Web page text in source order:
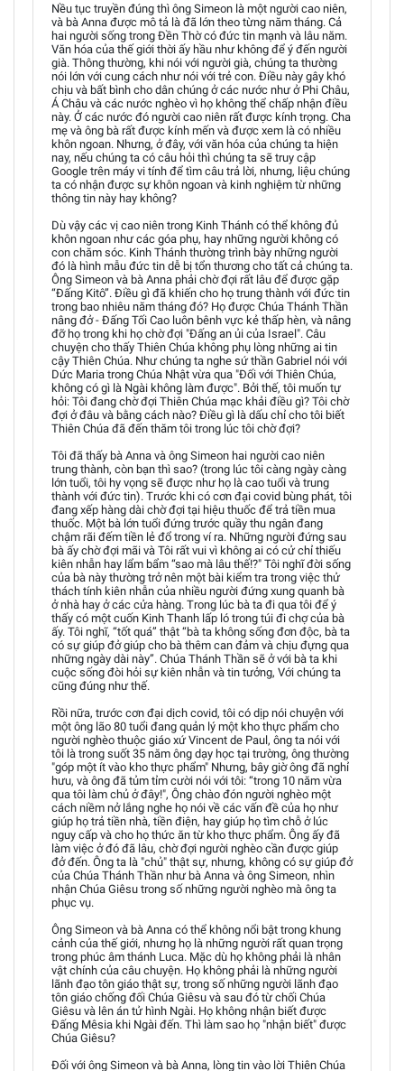
Nều tục truyền đúng thì ông Simeon là một người cao niên,
và bà Anna được mô tả là đã lớn theo từng năm tháng. Cả
hai người sống trong Đền Thờ có đức tin mạnh và lâu năm.
Văn hóa của thế giới thời ấy hầu như không để ý đến người
già. Thông thường, khi nói với người già, chúng ta thường
nói lớn với cung cách như nói với trẻ con. Điều này gây khó
chịu và bất bình cho dân chúng ở các nước như ở Phi Châu,
Á Châu và các nước nghèo vì họ không thể chấp nhận điều
này. Ở các nước đó người cao niên rất được kính trọng. Cha
mẹ và ông bà rất được kính mến và được xem là có nhiều
khôn ngoan. Nhưng, ở đây, với văn hóa của chúng ta hiện
nay, nếu chúng ta có câu hỏi thì chúng ta sẽ truy cập
Google trên máy vi tính để tìm câu trả lời, nhưng, liệu chúng
ta có nhận được sự khôn ngoan và kinh nghiệm từ những
thông tin này hay không?
Dù vậy các vị cao niên trong Kinh Thánh có thể không đủ
khôn ngoan như các góa phụ, hay những người không có
con chăm sóc. Kinh Thánh thường trình bày những người
đó là hình mẫu đức tin dễ bị tổn thương cho tất cả chúng ta.
Ông Simeon và bà Anna phải chờ đợi rất lâu để được gặp
“Đấng Kitô”. Điều gì đã khiến cho họ trung thành với đức tin
trong bao nhiêu năm tháng đó? Họ được Chúa Thánh Thần
nâng đở - Đấng Tối Cao luôn bênh vực kẻ thấp hèn, và nâng
đỡ họ trong khi họ chờ đợi "Đấng an ủi của Israel". Câu
chuyện cho thấy Thiên Chúa không phụ lòng những ai tin
cậy Thiên Chúa. Như chúng ta nghe sứ thần Gabriel nói với
Dức Maria trong Chúa Nhật vừa qua "Đối với Thiên Chúa,
không có gì là Ngài không làm được". Bởi thế, tôi muốn tự
hỏi: Tôi đang chờ đợi Thiên Chúa mạc khải điều gì? Tôi chờ
đợi ở đâu và bằng cách nào? Điều gì là dấu chỉ cho tôi biết
Thiên Chúa đã đến thăm tôi trong lúc tôi chờ đợi?
Tôi đã thấy bà Anna và ông Simeon hai người cao niên
trung thành, còn bạn thì sao? (trong lúc tôi càng ngày càng
lớn tuổi, tôi hy vọng sẽ được như họ là cao tuổi và trung
thành với đức tin). Trước khi có cơn đại covid bùng phát, tôi
đang xếp hàng dài chờ đợi tại hiệu thuốc để trả tiền mua
thuốc. Một bà lớn tuổi đứng trước quầy thu ngân đang
chậm rãi đếm tiền lẻ đổ trong ví ra. Những người đứng sau
bà ấy chờ đợi mãi và Tôi rất vui vì không ai có cử chỉ thiếu
kiên nhẫn hay lẩm bẩm “sao mà lâu thế!?" Tôi nghĩ đời sống
của bà này thường trở nên một bài kiểm tra trong việc thử
thách tính kiên nhẫn của nhiều người đứng xung quanh bà
ở nhà hay ở các cửa hàng. Trong lúc bà ta đi qua tôi để ý
thấy có một cuốn Kinh Thanh lấp ló trong túi đi chợ của bà
ấy. Tôi nghĩ, “tốt quá” thật “bà ta không sống đơn độc, bà ta
có sự giúp đở giúp cho bà thêm can đảm và chịu đựng qua
những ngày dài này”. Chúa Thánh Thần sẽ ở với bà ta khi
cuộc sống đòi hỏi sự kiên nhẫn và tin tưởng, Với chúng ta
cũng đúng như thế.
Rồi nữa, trước cơn đại dịch covid, tôi có dịp nói chuyện với
một ông lão 80 tuổi đang quản lý một kho thực phẩm cho
người nghèo thuộc giáo xứ Vincent de Paul, ông ta nói với
tôi là trong suốt 35 năm ông dạy học tại trường, ông thường
"góp một ít vào kho thực phẩm" Nhưng, bây giờ ông đã nghỉ
hưu, và ông đã tủm tỉm cười nói với tôi: “trong 10 năm vừa
qua tôi làm chủ ở đây!", Ông chào đón người nghèo một
cách niềm nở lắng nghe họ nói về các vấn đề của họ như
giúp họ trả tiền nhà, tiền điện, hay giúp họ tìm chỗ ở lúc
nguy cấp và cho họ thức ăn từ kho thực phẩm. Ông ấy đã
làm việc ở đó đã lâu, chờ đợi người nghèo cần được giúp
đở đến. Ông ta là "chủ" thật sự, nhưng, không có sự giúp đở
của Chúa Thánh Thần như bà Anna và ông Simeon, nhìn
nhận Chúa Giêsu trong số những người nghèo mà ông ta
phục vụ.
Ông Simeon và bà Anna có thể không nổi bật trong khung
cảnh của thế giới, nhưng họ là những người rất quan trọng
trong phúc âm thánh Luca. Mặc dù họ không phải là nhân
vật chính của câu chuyện. Họ không phải là những người
lãnh đạo tôn giáo thật sự, trong số những người lãnh đạo
tôn giáo chống đối Chúa Giêsu và sau đó từ chối Chúa
Giêsu và lên án tử hình Ngài. Họ không nhận biết được
Đấng Mêsia khi Ngài đến. Thì làm sao họ "nhận biết" được
Chúa Giêsu?
Đối với ông Simeon và bà Anna, lòng tin vào lời Thiên Chúa